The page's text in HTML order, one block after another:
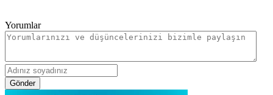
Yorumlar
Gönder